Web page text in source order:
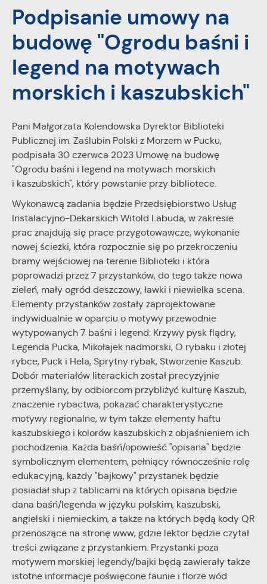
Podpisanie umowy na
budowę "Ogrodu baśni i
legend na motywach
morskich i kaszubskich"
Pani Małgorzata Kolendowska Dyrektor Biblioteki
Publicznej im. Zaślubin Polski z Morzem w Pucku,
podpisała 30 czerwca 2023 Umowę na budowę
"Ogrodu baśni i legend na motywach morskich
i kaszubskich", który powstanie przy bibliotece.
Wykonawcą zadania będzie Przedsiębiorstwo Usług
Instalacyjno-Dekarskich Witold Labuda, w zakresie
prac znajdują się prace przygotowawcze, wykonanie
nowej ścieżki, która rozpocznie się po przekroczeniu
bramy wejściowej na terenie Biblioteki i która
poprowadzi przez 7 przystanków, do tego także nowa
zieleń, mały ogród deszczowy, ławki i niewielka scena.
Elementy przystanków zostały zaprojektowane
indywidualnie w oparciu o motywy przewodnie
wytypowanych 7 baśni i legend: Krzywy pysk flądry,
Legenda Pucka, Mikołajek nadmorski, O rybaku i złotej
rybce, Puck i Hela, Sprytny rybak, Stworzenie Kaszub.
Dobór materiałów literackich został precyzyjnie
przemyślany, by odbiorcom przybliżyć kulturę Kaszub,
znaczenie rybactwa, pokazać charakterystyczne
motywy regionalne, w tym także elementy haftu
kaszubskiego i kolorów kaszubskich z objaśnieniem ich
pochodzenia. Każda baśń/opowieść "opisana" będzie
symbolicznym elementem, pełniący równocześnie rolę
edukacyjną, każdy "bajkowy" przystanek będzie
posiadał słup z tablicami na których opisana będzie
dana baśń/legenda w języku polskim, kaszubski,
angielski i niemieckim, a także na których będą kody QR
przenoszące na stronę www, gdzie lektor będzie czytał
treści związane z przystankiem. Przystanki poza
motywem morskiej legendy/bajki będą zawierały także
istotne informacje poświęcone faunie i florze wód
personalizację określonych funkcjonalności czy
prezentowanych treści.
Dzięki tym plikom cookies możemy zapewnić Ci większy
komfort korzystania z funkcjonalności naszej strony poprzez
dopasowanie jej do Twoich indywidualnych preferencji.
Wyrażenie zgody na funkcjonalne i personalizacyjne pliki
cookies gwarantuje dostępność większej ilości funkcji na
Więcej
Analityczne
Cookies analityczne pozwalają na uzyskanie informacji w
zakresie wykorzystywania witryny internetowej, miejsca oraz
częstotliwości, z jaką odwiedzane są nasze serwisy www.
Dane pozwalają nam na ocenę naszych serwisów
internetowych pod względem ich popularności wśród
formie zanonimizowanej. Wyrażenie zgody na analityczne pliki
cookies gwarantuje dostępność wszystkich funkcjonalności.
Więcej
Reklamowe
najciekawsze informacje i aktualności na stronach naszych
partnerów.
Promocyjne pliki cookies służą do prezentowania Ci naszych
komunikatów na podstawie analizy Twoich upodobań oraz
Twoich zwyczajów dotyczących przeglądanej witryny
internetowej. Treści promocyjne mogą pojawić się na
stronach podmiotów trzecich lub firm będących naszymi
partnerami oraz innych dostawców usług. Firmy te działają w
charakterze pośredników prezentujących nasze treści w
postaci wiadomości, ofert, komunikatów mediów
społecznościowych.
Więcej